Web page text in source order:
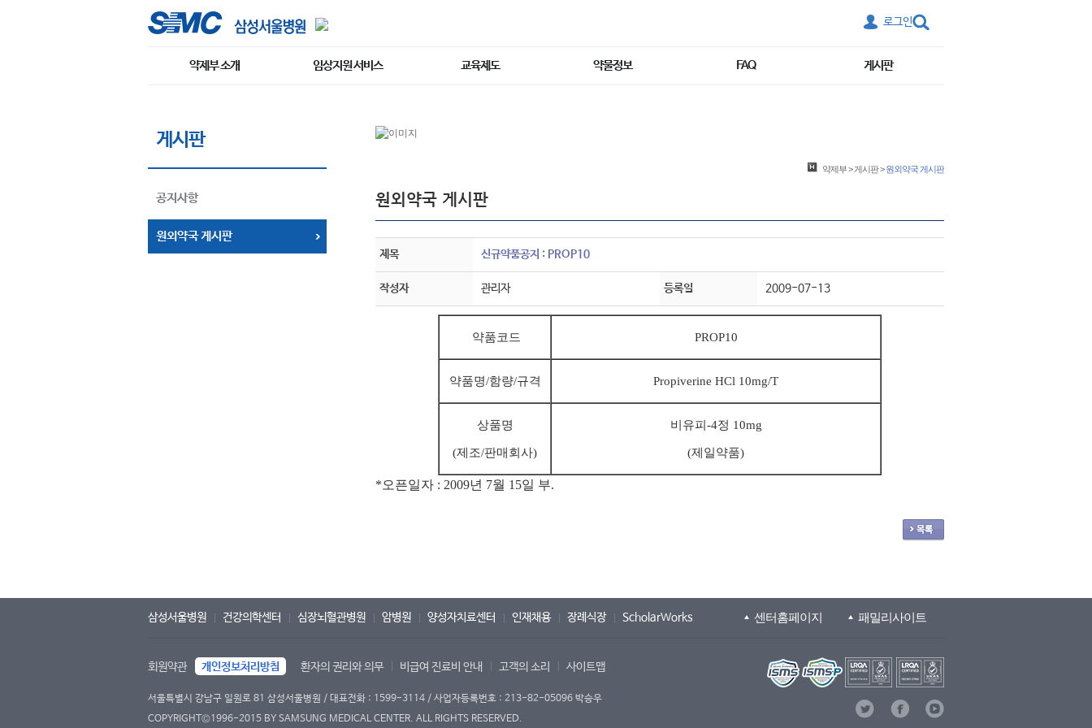
로그인
약제부 소개 임상지원 서비스 교육제도 약물정보 FAQ 게시판
게시판
공지사항
원외약국 게시판
약제부>게시판>원외약국 게시판
원외약국 게시판
제목 신규약품공지 : PROP10
작성자 관리자 등록일 2009-07-13
약품코드 PROP10
약품명/함량/규격 Propiverine HCl 10mg/T
상품명
(제조/판매회사)
비유피-4정 10mg
(제일약품)
*오픈일자 : 2009년 7월 15일 부.
삼성서울병원 건강의학센터 심장뇌혈관병원 암병원 양성자치료센터 인재채용 장례식장 ScholarWorks 센터홈페이지 패밀리사이트
회원약관 개인정보처리방침 환자의 권리와 의무 비급여 진료비 안내 고객의 소리 사이트맵
서울특별시 강남구 일원로 81 삼성서울병원 / 대표전화 : 1599-3114 / 사업자등록번호 : 213-82-05096 박승우
COPYRIGHT©1996-2015 BY SAMSUNG MEDICAL CENTER. ALL RIGHTS RESERVED.